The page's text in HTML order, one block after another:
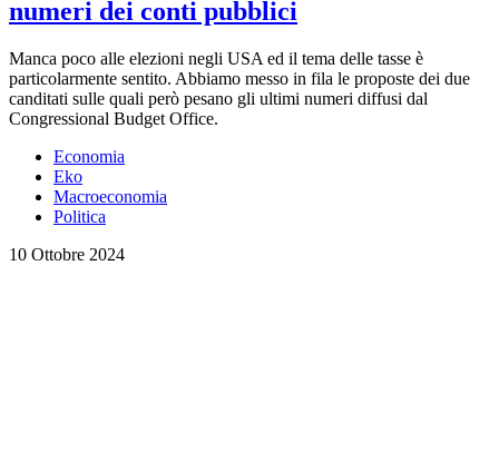
numeri dei conti pubblici
Manca poco alle elezioni negli USA ed il tema delle tasse è
particolarmente sentito. Abbiamo messo in fila le proposte dei due
canditati sulle quali però pesano gli ultimi numeri diffusi dal
Congressional Budget Office.
Economia
Eko
Macroeconomia
Politica
10 Ottobre 2024